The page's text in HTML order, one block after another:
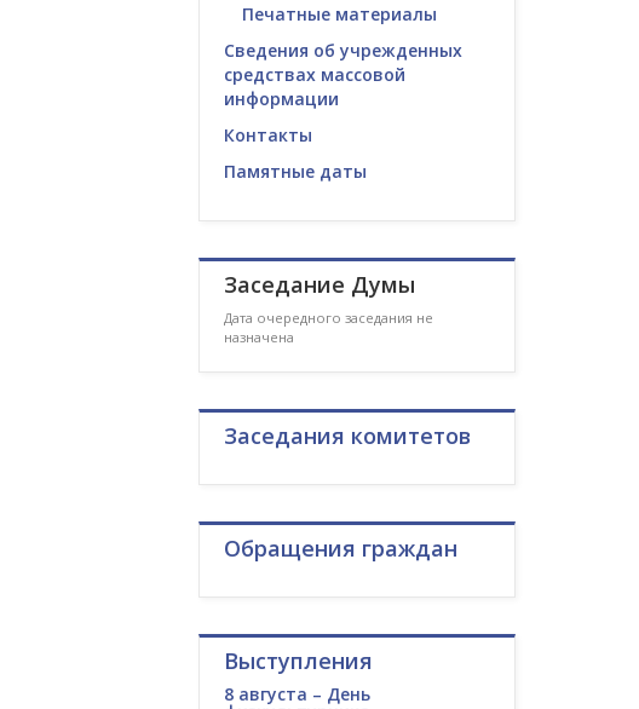
Печатные материалы
Сведения об учрежденных
средствах массовой
информации
Контакты
Памятные даты
Заседание Думы
Дата очередного заседания не
назначена
Заседания комитетов
Обращения граждан
Выступления
8 августа – День